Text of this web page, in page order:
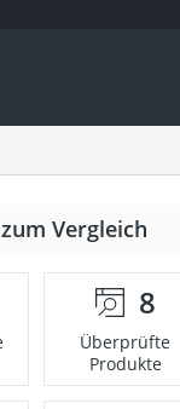
Vergleich
8
Überprüfte
Produkte